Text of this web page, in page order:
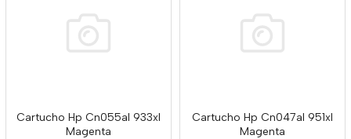
Cartucho Hp Cn055al 933xl
Magenta
Cartucho Hp Cn047al 951xl
Magenta